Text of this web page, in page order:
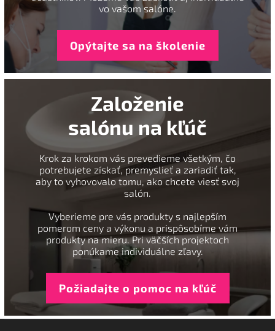
vo vašom salóne.
Opýtajte sa na školenie
Založenie
salónu na kľúč
Krok za krokom vás prevedieme všetkým, čo
potrebujete získať, premyslieť a zariadiť tak,
aby to vyhovovalo tomu, ako chcete viesť svoj
salón.
Vyberieme pre vás produkty s najlepším
pomerom ceny a výkonu a prispôsobíme vám
produkty na mieru. Pri väčších projektoch
ponúkame individuálne zľavy.
Požiadajte o pomoc na kľúč